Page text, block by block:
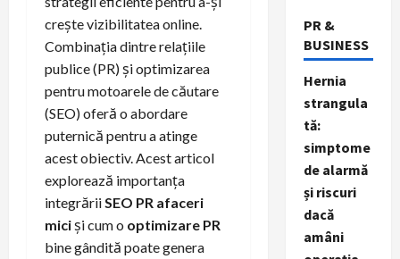
crește vizibilitatea online.
Combinația dintre relațiile
publice (PR) și optimizarea
pentru motoarele de căutare
(SEO) oferă o abordare
puternică pentru a atinge
acest obiectiv. Acest articol
explorează importanța
integrăriiSEO PR afaceri
miciși cum o optimizare PR
bine gândită poate genera
PR &
BUSINESS
Hernia
strangula
tă:
simptome
de alarmă
și riscuri
dacă
amâni